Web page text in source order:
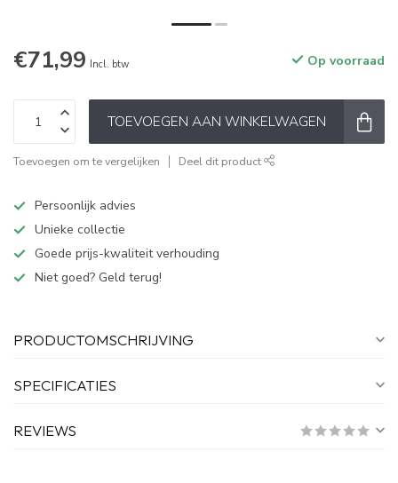
€71,99 Incl. btw Op voorraad
TOEVOEGEN AAN WINKELWAGEN
Toevoegen om te vergelijken Deel dit product
Persoonlijk advies
Unieke collectie
Goede prijs-kwaliteit verhouding
Niet goed? Geld terug!
PRODUCTOMSCHRIJVING
SPECIFICATIES
REVIEWS